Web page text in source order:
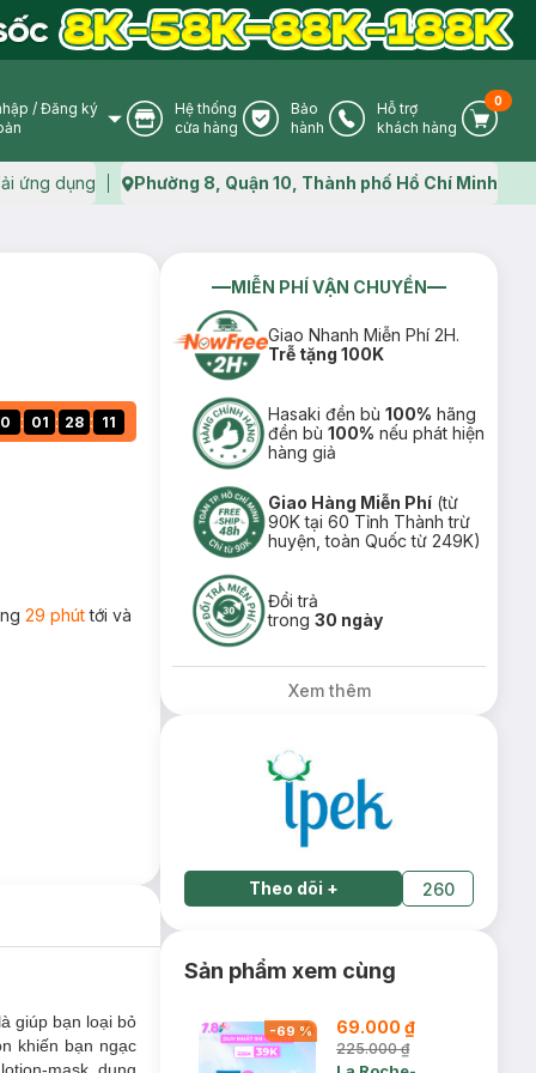
User Icon
/ Đăng ký
Store Icon
Hệ thống
cửa hàng
Warranty Icon
Bảo
hành
Phone Icon
Hỗ trợ
khách hàng
Cart
0
ứng dụng Map icon
Phường 8, Quận 10, Thành phố Hồ Chí Minh
0 : 01 : 28 : 10
29 phúttới và
giúp bạn loại bỏ
khiến bạn ngạc
mask, dụng
MIỄN PHÍ VẬN CHUYỂN
Giao Nhanh Miễn Phí 2H.
Trễ tặng 100K
Hasaki đền bù100% hãng
đền bù100% nếu phát hiện
hàng giả
Giao Hàng Miễn Phí (từ
90K tại 60 Tỉnh Thành trừ
huyện, toàn Quốc từ 249K)
Đổi trả
trong30 ngày
Xem thêm
Theo dõi + 260
Sản phẩm xem cùng
-69 % 69.000 ₫
225.000 ₫